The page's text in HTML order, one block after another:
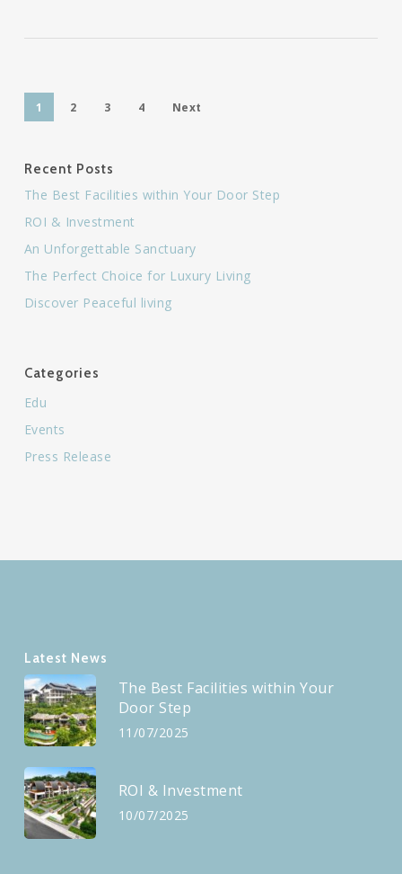
1 2 3 4 Next
Recent Posts
The Best Facilities within Your Door Step
ROI & Investment
An Unforgettable Sanctuary
The Perfect Choice for Luxury Living
Discover Peaceful living
Categories
Edu
Events
Press Release
Latest News
The Best Facilities within Your
Door Step
11/07/2025
ROI & Investment
10/07/2025